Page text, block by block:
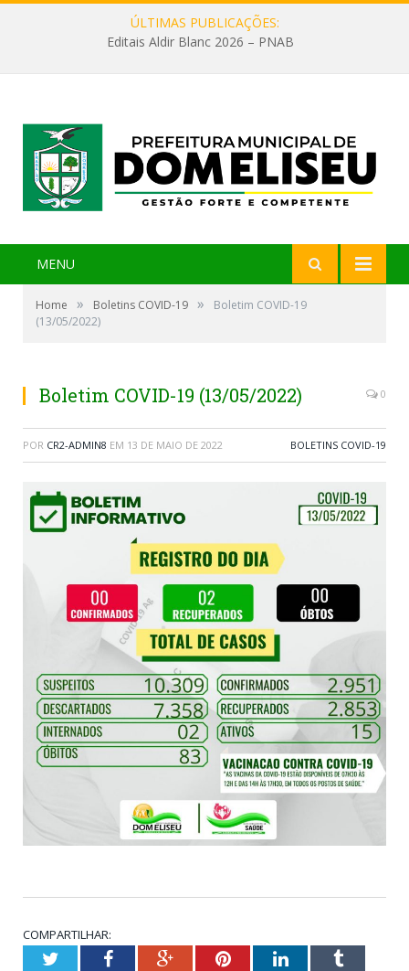
ÚLTIMAS PUBLICAÇÕES:
Editais Aldir Blanc 2026 – PNAB
MENU
Home » Boletins COVID-19 »
Boletim COVID-19
(13/05/2022)
Boletim COVID-19 (13/05/2022) 0
POR CR2-ADMIN8 EM 13 DE MAIO DE 2022 BOLETINS COVID-19
COMPARTILHAR:
TwitterFacebookGoogle+PinterestLinkedInTumblr